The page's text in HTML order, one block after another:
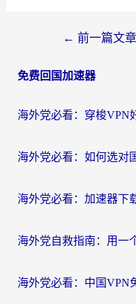
导
← 前一篇文章
免费回国加速器